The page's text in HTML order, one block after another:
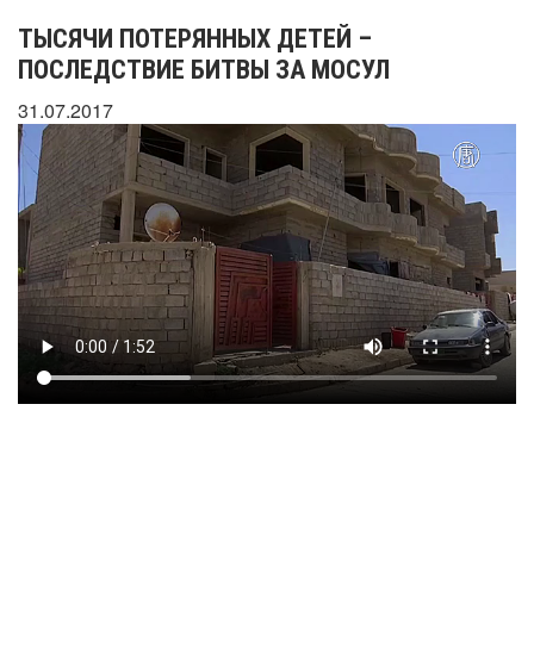
ТЫСЯЧИ ПОТЕРЯННЫХ ДЕТЕЙ –
ПОСЛЕДСТВИЕ БИТВЫ ЗА МОСУЛ
31.07.2017